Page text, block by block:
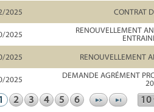
2025 CONTRAT
2025
RENOUVELLEMENT
2025 RENOUVELLEMENT
2025
DEMANDE AGRÉMENT
2 3 4 5 6